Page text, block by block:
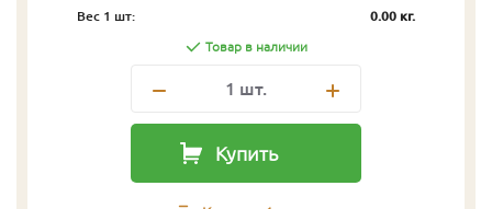
Вес 1 шт:
0.00 кг.
Товар в наличии
1 шт.
Купить